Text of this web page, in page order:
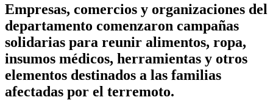
Empresas, comercios y organizaciones del
departamento comenzaron campañas
solidarias para reunir alimentos, ropa,
insumos médicos, herramientas y otros
elementos destinados a las familias
afectadas por el terremoto.